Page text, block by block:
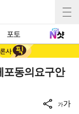
포토
동의요구안
가가